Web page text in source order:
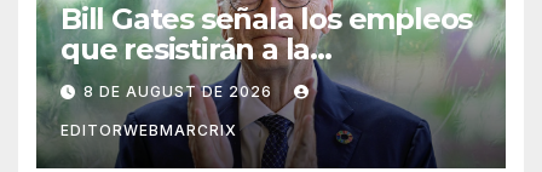
Bill Gates señala los empleos
que resistirán a la
inteligencia artificial
8 DE AUGUST DE 2026
EDITORWEBMARCRIX